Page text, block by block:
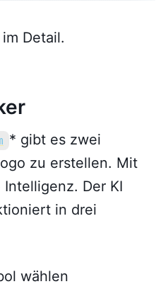
Detail.
* gibt es zwei
zu erstellen. Mit
Der KI
in drei
wählen